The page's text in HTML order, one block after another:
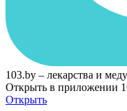
103.by – лекарства и
Открыть в приложении
Открыть